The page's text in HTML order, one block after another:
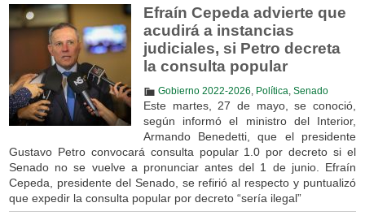
Efraín Cepeda advierte que
acudirá a instancias
judiciales, si Petro decreta
la consulta popular
Gobierno 2022-2026 Política Senado
Este martes, 27 de mayo, se conoció,
según informó el ministro del Interior,
Armando Benedetti, que el presidente
Gustavo Petro convocará consulta popular 1.0 por decreto si el
Senado no se vuelve a pronunciar antes del 1 de junio. Efraín
Cepeda, presidente del Senado, se refirió al respecto y puntualizó
que expedir la consulta popular por decreto “sería ilegal”